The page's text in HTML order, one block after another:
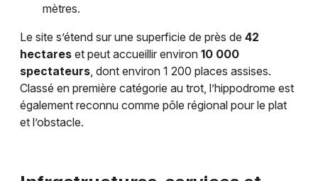
mètres.
Le site s’étend sur une superficie de près de 42
hectares et peut accueillir environ 10 000
spectateurs , dont environ 1 200 places assises.
Classé en première catégorie au trot, l’hippodrome est
également reconnu comme pôle régional pour le plat
et l’obstacle.